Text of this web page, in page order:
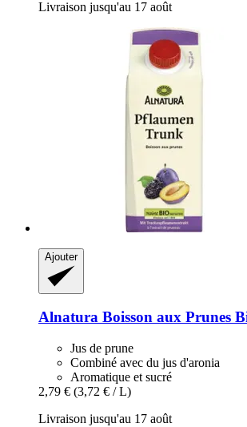
Livraison jusqu'au 17 août
Ajouter
Alnatura Boisson aux Prunes
Jus de prune
Combiné avec du jus d'aronia
Aromatique et sucré
2,79 € (3,72 € / L)
Livraison jusqu'au 17 août